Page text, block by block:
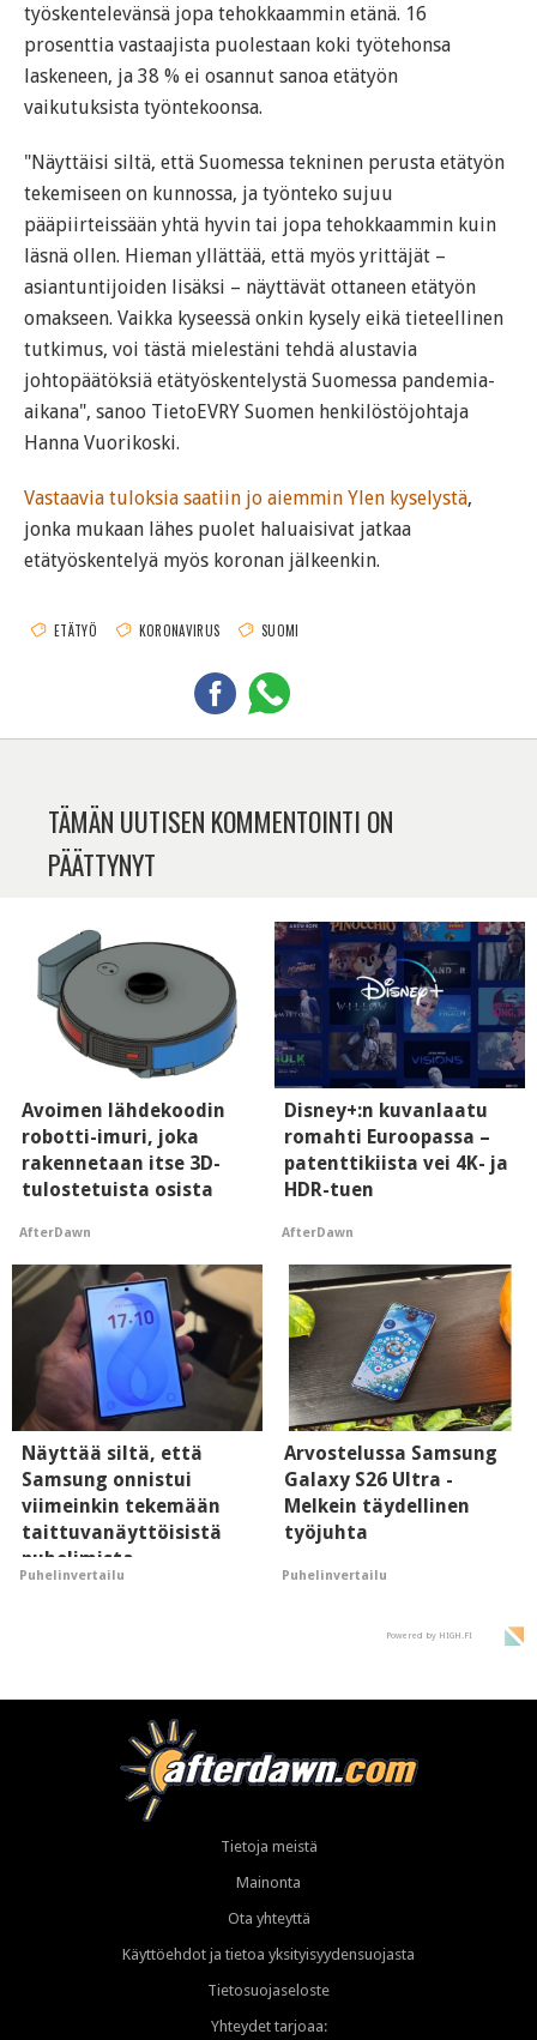
työskentelevänsä jopa tehokkaammin etänä. 16
prosenttia vastaajista puolestaan koki työtehonsa
laskeneen, ja 38 % ei osannut sanoa etätyön
vaikutuksista työntekoonsa.
"Näyttäisi siltä, että Suomessa tekninen perusta etätyön
tekemiseen on kunnossa, ja työnteko sujuu
pääpiirteissään yhtä hyvin tai jopa tehokkaammin kuin
läsnä ollen. Hieman yllättää, että myös yrittäjät –
asiantuntijoiden lisäksi – näyttävät ottaneen etätyön
omakseen. Vaikka kyseessä onkin kysely eikä tieteellinen
tutkimus, voi tästä mielestäni tehdä alustavia
johtopäätöksiä etätyöskentelystä Suomessa pandemia-
aikana", sanoo TietoEVRY Suomen henkilöstöjohtaja
Hanna Vuorikoski.
Vastaavia tuloksia saatiin jo aiemmin Ylen kyselystä,
jonka mukaan lähes puolet haluaisivat jatkaa
etätyöskentelyä myös koronan jälkeenkin.
ETÄTYÖ KORONAVIRUS SUOMI
TÄMÄN UUTISEN KOMMENTOINTI ON
PÄÄTTYNYT
Avoimen lähdekoodin
robotti-imuri, joka
rakennetaan itse 3D-
tulostetuista osista
AfterDawn
Disney+:n kuvanlaatu
romahti Euroopassa –
patenttikiista vei 4K- ja
HDR-tuen
AfterDawn
Näyttää siltä, että
Samsung onnistui
viimeinkin tekemään
taittuvanäyttöisistä
puhelimista
supersuosittuja
Puhelinvertailu
Arvostelussa Samsung
Galaxy S26 Ultra -
Melkein täydellinen
työjuhta
Puhelinvertailu
Powered by HIGH.FI
Tietoja meistä
Mainonta
Ota yhteyttä
Käyttöehdot ja tietoa yksityisyydensuojasta
Tietosuojaseloste
Yhteydet tarjoaa: